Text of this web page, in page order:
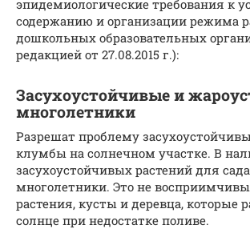
эпидемиологические требования к
содержанию и организации режима
дошкольных образовательных
редакцией от 27.08.2015 г.):
Засухоустойчивые и
многолетники
Разрешат проблему
клумбы на солнечном участке. В
засухоустойчивых растений для
многолетники. Это не
растения, кусты и деревца, которые
солнце при недостатке поливе.